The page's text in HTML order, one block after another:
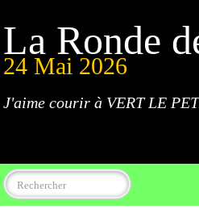
La Ronde
24 Mai 2026
J'aime courir à VERT LE
Accueil